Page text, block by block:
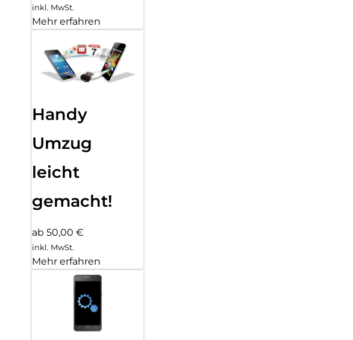
inkl. MwSt.
Mehr erfahren
Handy
Umzug
leicht
gemacht!
ab 50,00 €
inkl. MwSt.
Mehr erfahren